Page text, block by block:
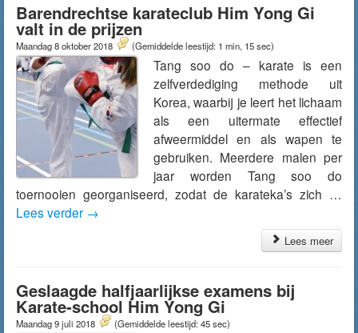
Barendrechtse karateclub Him Yong Gi
valt in de prijzen
Maandag 8 oktober 2018 (Gemiddelde leestijd: 1 min, 15 sec)
Tang soo do – karate is een
zelfverdediging methode uit
Korea, waarbij je leert het lichaam
als een uitermate effectief
afweermiddel en als wapen te
gebruiken. Meerdere malen per
jaar worden Tang soo do
toernooien georganiseerd, zodat de karateka’s zich …
Lees verder →
Lees meer
Geslaagde halfjaarlijkse examens bij
Karate-school Him Yong Gi
Maandag 9 juli 2018 (Gemiddelde leestijd: 45 sec)